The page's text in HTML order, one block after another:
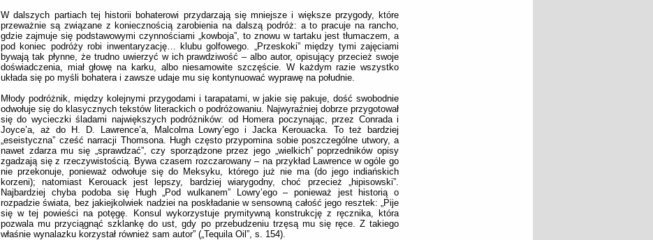
W dalszych partiach tej historii bohaterowi przydarzają się mniejsze i większe przygody, które
przeważnie są związane z koniecznością zarobienia na dalszą podróż: a to pracuje na rancho,
gdzie zajmuje się podstawowymi czynnościami „kowboja”, to znowu w tartaku jest tłumaczem, a
pod koniec podróży robi inwentaryzację… klubu golfowego. „Przeskoki” między tymi zajęciami
bywają tak płynne, że trudno uwierzyć w ich prawdziwość – albo autor, opisujący przecież swoje
doświadczenia, miał głowę na karku, albo niesamowite szczęście. W każdym razie wszystko
układa się po myśli bohatera i zawsze udaje mu się kontynuować wyprawę na południe.
Młody podróżnik, między kolejnymi przygodami i tarapatami, w jakie się pakuje, dość swobodnie
odwołuje się do klasycznych tekstów literackich o podróżowaniu. Najwyraźniej dobrze przygotował
się do wycieczki śladami największych podróżników: od Homera poczynając, przez Conrada i
Joyce’a, aż do H. D. Lawrence’a, Malcolma Lowry’ego i Jacka Kerouacka. To też bardziej
„eseistyczna” cześć narracji Thomsona. Hugh często przypomina sobie poszczególne utwory, a
nawet zdarza mu się „sprawdzać”, czy sporządzone przez jego „wielkich” poprzedników opisy
zgadzają się z rzeczywistością. Bywa czasem rozczarowany – na przykład Lawrence w ogóle go
nie przekonuje, ponieważ odwołuje się do Meksyku, którego już nie ma (do jego indiańskich
korzeni); natomiast Kerouack jest lepszy, bardziej wiarygodny, choć przecież „hipisowski”.
Najbardziej chyba podoba się Hugh „Pod wulkanem” Lowry’ego – ponieważ jest historią o
rozpadzie świata, bez jakiejkolwiek nadziei na poskładanie w sensowną całość jego resztek: „Pije
się w tej powieści na potęgę. Konsul wykorzystuje prymitywną konstrukcję z ręcznika, która
pozwala mu przyciągnąć szklankę do ust, gdy po przebudzeniu trzęsą mu się ręce. Z takiego
właśnie wynalazku korzystał również sam autor” („Tequila Oil”, s. 154).